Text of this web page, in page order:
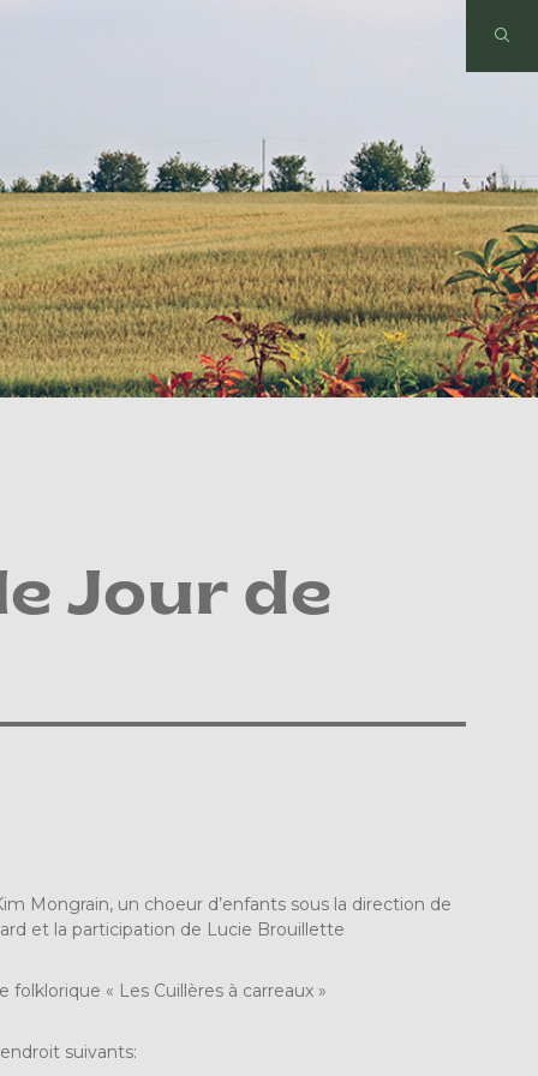
Jour de
Mongrain, un choeur d’enfants sous la direction de
et la participation de Lucie Brouillette
folklorique « Les Cuillères à carreaux »
suivants: